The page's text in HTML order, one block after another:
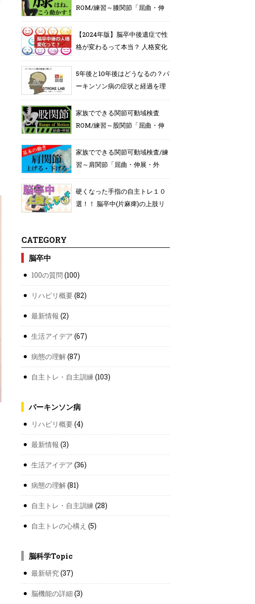
ROM/練習～膝関節「屈曲・伸
展」編～
【2024年版】脳卒中後遺症で性
格が変わるって本当？ 人格変化
を専門家が具体的に解説！
5年後と10年後はどうなるの？パ
ーキンソン病の症状と経過を理
解する
家族でできる関節可動域検査
ROM/練習～股関節「屈曲・伸
展」編～
家族でできる関節可動域検査/練
習～肩関節「屈曲・伸展・外
転・内転」編～
硬くなった手指の自主トレ１０
選！！ 脳卒中(片麻痺)の上肢リ
CATEGORY
脳卒中
100の質問 (100)
リハビリ概要(82)
最新情報 (2)
生活アイデア (67)
病態の理解(87)
自主トレ・自主訓練 (103)
パーキンソン病
リハビリ概要(4)
最新情報 (3)
生活アイデア (36)
病態の理解(81)
自主トレ・自主訓練 (28)
自主トレの心構え (5)
脳科学Topic
最新研究(37)
脳機能の詳細 (3)